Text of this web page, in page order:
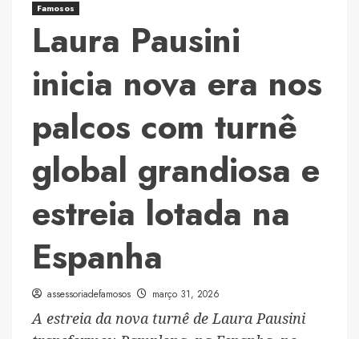
une
e
cultural
Famosos
Laura Pausini
inicia nova era nos
palcos com turnê
global grandiosa e
estreia lotada na
Espanha
assessoriadefamosos março 31, 2026
A estreia da nova turnê de Laura Pausini